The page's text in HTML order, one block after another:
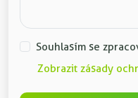
Souhlasím se
Zobrazit zásady